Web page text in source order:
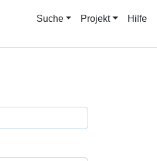
Suche Projekt Hilfe